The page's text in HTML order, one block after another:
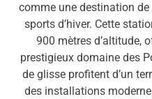
comme une destination
sports d’hiver. Cette
900 mètres d’altitude,
prestigieux domaine des
de glisse profitent d’un
des installations